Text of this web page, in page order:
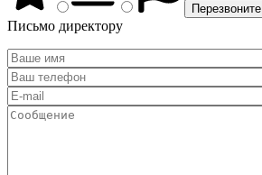
Письмо директору